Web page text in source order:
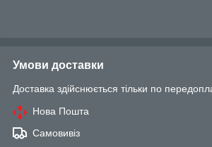
Умови доставки
Доставка здійснюється тільки по
Нова Пошта
Самовивіз